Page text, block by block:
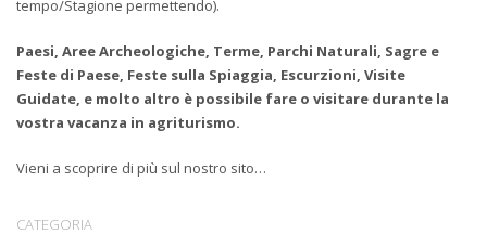
tempo/Stagione permettendo).
Paesi, Aree Archeologiche, Terme, Parchi Naturali, Sagre e
Feste di Paese, Feste sulla Spiaggia, Escurzioni, Visite
Guidate, e molto altro è possibile fare o visitare durante la
vostra vacanza in agriturismo.
Vieni a scoprire di più sul nostro sito…
CATEGORIA